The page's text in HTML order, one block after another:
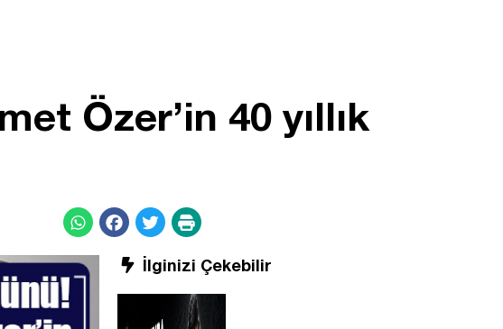
Özer’in 40 yıllık
İlginizi Çekebilir